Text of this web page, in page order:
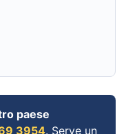
paese
3954. Serve un